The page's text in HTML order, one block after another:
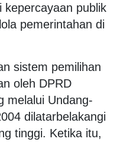
kepercayaan publik
pemerintahan di
sistem pemilihan
oleh DPRD
melalui Undang-
dilatarbelakangi
tinggi. Ketika itu,